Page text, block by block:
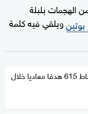
الهجمات بلبلة
بوتينويلقي فيه كلمة
الجيش الأوكراني: إسقاط 615 هدفا معاديا خلال